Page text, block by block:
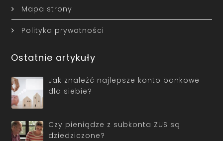
Mapa strony
Polityka prywatności
Ostatnie artykuły
Jak znaleźć najlepsze konto bankowe
dla siebie?
Czy pieniądze z subkonta ZUS są
dziedziczone?